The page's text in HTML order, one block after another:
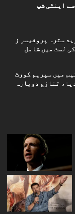
اینٹی شپ
سترہ پروفیسر ز
لسٹ میں شامل
میں سپریم کورٹ
دیا، تنازع دوبارہ